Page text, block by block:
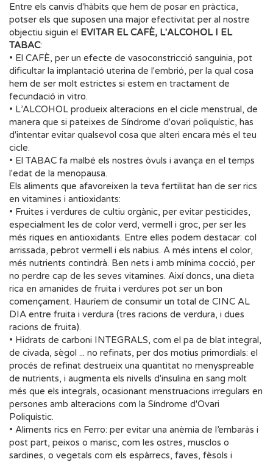
Entre els canvis d'hàbits que hem de posar en pràctica,
potser els que suposen una major efectivitat per al nostre
objectiu siguin el EVITAR EL CAFÈ, L'ALCOHOL I EL
TABAC:
• El CAFÈ, per un efecte de vasoconstricció sanguínia, pot
dificultar la implantació uterina de l'embrió, per la qual cosa
hem de ser molt estrictes si estem en tractament de
fecundació in vitro.
• L’ALCOHOL produeix alteracions en el cicle menstrual, de
manera que si pateixes de Síndrome d'ovari poliquístic, has
d'intentar evitar qualsevol cosa que alteri encara més el teu
cicle.
• El TABAC fa malbé els nostres òvuls i avança en el temps
l'edat de la menopausa.
Els aliments que afavoreixen la teva fertilitat han de ser rics
en vitamines i antioxidants:
• Fruites i verdures de cultiu orgànic, per evitar pesticides,
especialment les de color verd, vermell i groc, per ser les
més riques en antioxidants. Entre elles podem destacar: col
arrissada, pebrot vermell i els nabius. A més intens el color,
més nutrients contindrà. Ben nets i amb mínima cocció, per
no perdre cap de les seves vitamines. Així doncs, una dieta
rica en amanides de fruita i verdures pot ser un bon
començament. Hauríem de consumir un total de CINC AL
DIA entre fruita i verdura (tres racions de verdura, i dues
racions de fruita).
• Hidrats de carboni INTEGRALS, com el pa de blat integral,
de civada, sègol ... no refinats, per dos motius primordials: el
procés de refinat destrueix una quantitat no menyspreable
de nutrients, i augmenta els nivells d'insulina en sang molt
més que els integrals, ocasionant menstruacions irregulars en
persones amb alteracions com la Síndrome d'Ovari
Poliquístic.
• Aliments rics en Ferro: per evitar una anèmia de l’embaràs i
post part, peixos o marisc, com les ostres, musclos o
sardines, o vegetals com els espàrrecs, faves, fèsols i